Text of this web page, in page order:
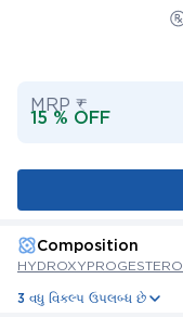
MRP ₹
15 % OFF
Composition
3 વધુ વિકલ્પ ઉપલબ્ધ છે